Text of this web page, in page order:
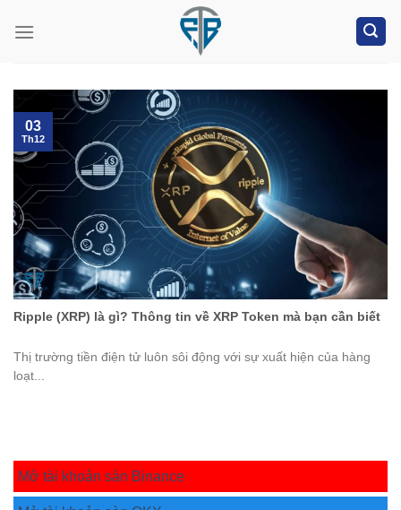
Ripple (XRP) là gì? Thông tin về XRP Token mà bạn cần biết
Thị trường tiền điện tử luôn sôi động với sự xuất hiện của hàng
loạt...
03
Th12
Mở tài khoản sàn Binance